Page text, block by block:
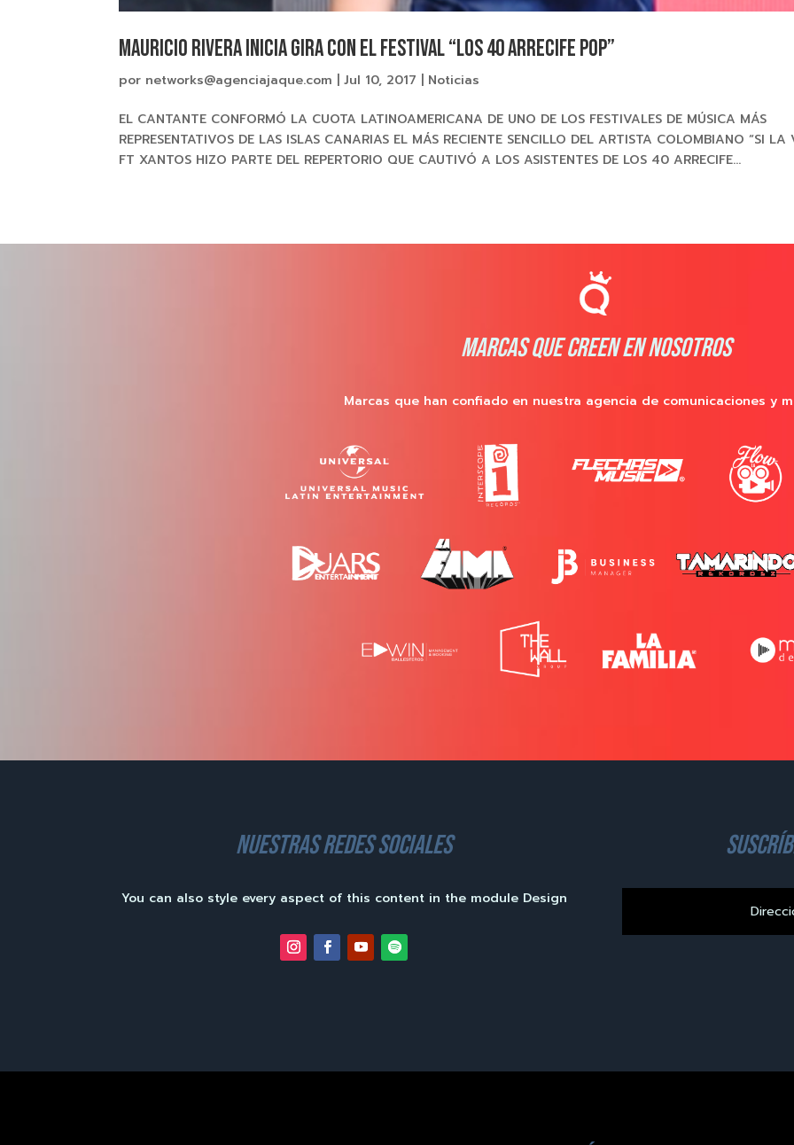
MAURICIO RIVERA inicia gira con el festival “LOS 40 ARRECIFE POP”
por networks@agenciajaque.com |Jul 10, 2017 | Noticias
EL CANTANTE CONFORMÓ LA CUOTA LATINOAMERICANA DE UNO DE LOS FESTIVALES DE MÚSICA MÁS
REPRESENTATIVOS DE LAS ISLAS CANARIAS EL MÁS RECIENTE SENCILLO DEL ARTISTA COLOMBIANO “SI LA
FT XANTOS HIZO PARTE DEL REPERTORIO QUE CAUTIVÓ A LOS ASISTENTES DE LOS 40 ARRECIFE...
MARCAS QUE CREEN EN NOSOTROS
Marcas que han confiado en nuestra agencia de comunicaciones y
nuestras redes sociales
You can also style every aspect of this content in the module Design